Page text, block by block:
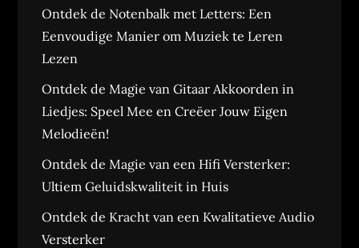
Ontdek de Notenbalk met Letters: Een
Eenvoudige Manier om Muziek te Leren
Lezen
Ontdek de Magie van Gitaar Akkoorden in
Liedjes: Speel Mee en Creëer Jouw Eigen
Melodieën!
Ontdek de Magie van een Hifi Versterker:
Ultiem Geluidskwaliteit in Huis
Ontdek de Kracht van een Kwalitatieve Audio
Versterker